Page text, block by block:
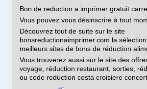
Bon de reduction a imprimer gratuit
Vous pouvez vous désinscrire à tout
Découvrez tout de suite sur le site
bonsreductionaimprimer.com la
meilleurs sites de bons de réduction
Vous trouverez aussi sur le site des
voyage, réduction restaurant, sorties,
ou code reduction costa croisiere